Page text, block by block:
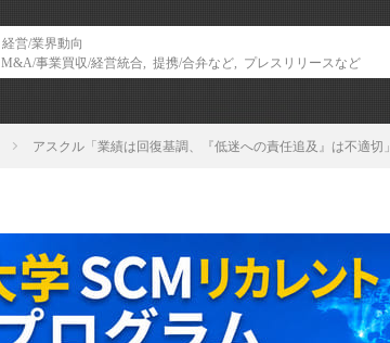
経営/業界動向
M&A/事業買収/経営統合 提携/合弁など プレスリリースなど
アスクル「業績は回復基調、『低迷への責任追及』は不適切」